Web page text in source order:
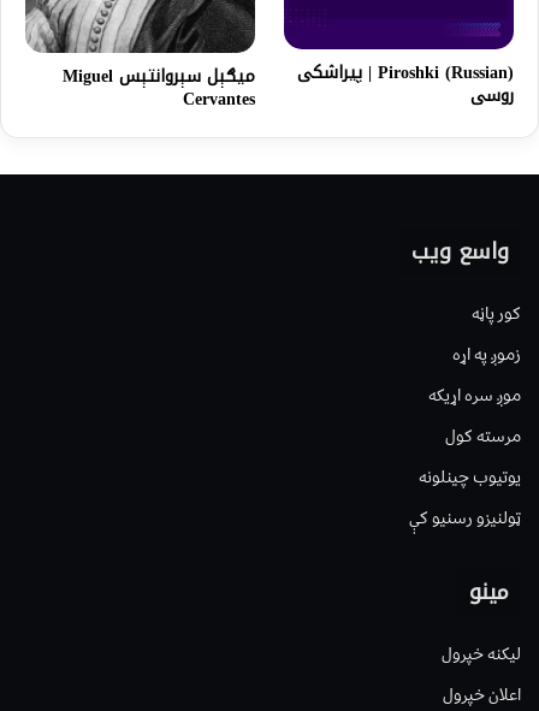
Piroshki (Russian) | پیراشکی
روسی
ميګېل سېروانتېس Miguel
Cervantes
واسع ویب
کور پاڼه
زموږ په اړه
موږ سره اړیکه
مرسته کول
یوتیوب چینلونه
ټولنیزو رسنیو کې
مینو
لیکنه خپرول
اعلان خپرول